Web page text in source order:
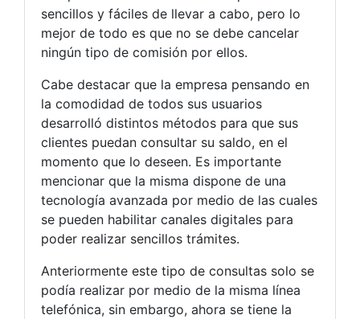
sencillos y fáciles de llevar a cabo, pero lo
mejor de todo es que no se debe cancelar
ningún tipo de comisión por ellos.
Cabe destacar que la empresa pensando en
la comodidad de todos sus usuarios
desarrolló distintos métodos para que sus
clientes puedan consultar su saldo, en el
momento que lo deseen. Es importante
mencionar que la misma dispone de una
tecnología avanzada por medio de las cuales
se pueden habilitar canales digitales para
poder realizar sencillos trámites.
Anteriormente este tipo de consultas solo se
podía realizar por medio de la misma línea
telefónica, sin embargo, ahora se tiene la